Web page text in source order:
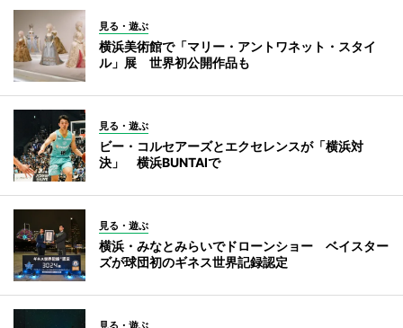
見る・遊ぶ
横浜美術館で「マリー・アントワネット・スタイ
ル」展 世界初公開作品も
見る・遊ぶ
ビー・コルセアーズとエクセレンスが「横浜対
決」 横浜BUNTAIで
見る・遊ぶ
横浜・みなとみらいでドローンショー ベイスター
ズが球団初のギネス世界記録認定
見る・遊ぶ